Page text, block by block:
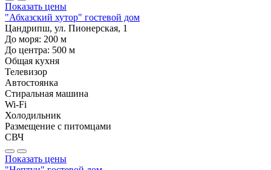
Показать цены
"Абхазский хутор" гостевой дом
Цандрипш, ул. Пионерская, 1
До моря: 200 м
До центра: 500 м
Общая кухня
Телевизор
Автостоянка
Стиральная машина
Wi-Fi
Холодильник
Размещение с питомцами
СВЧ
Показать цены